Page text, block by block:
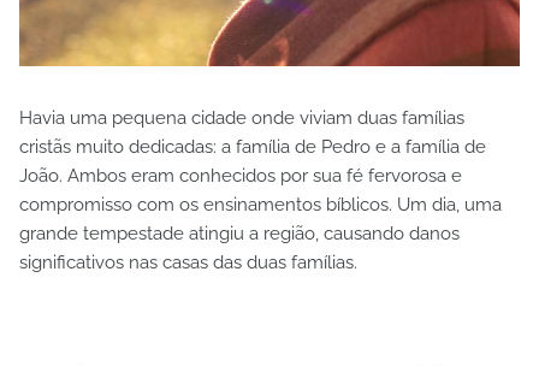
Havia uma pequena cidade onde viviam duas famílias
cristãs muito dedicadas: a família de Pedro e a família de
João. Ambos eram conhecidos por sua fé fervorosa e
compromisso com os ensinamentos bíblicos. Um dia, uma
grande tempestade atingiu a região, causando danos
significativos nas casas das duas famílias.